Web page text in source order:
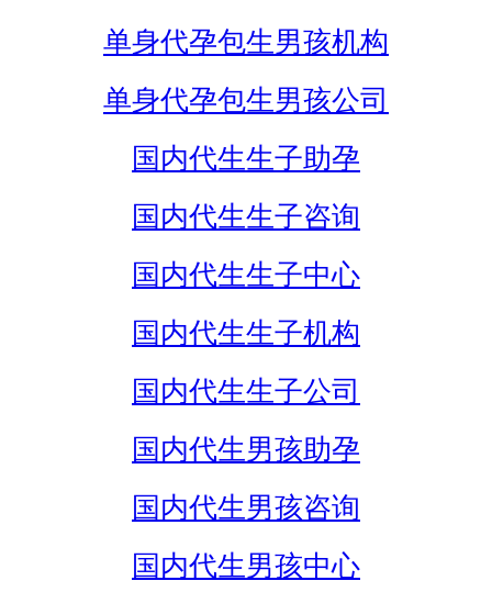
单身代孕包生男孩机构
单身代孕包生男孩公司
国内代生生子助孕
国内代生生子咨询
国内代生生子中心
国内代生生子机构
国内代生生子公司
国内代生男孩助孕
国内代生男孩咨询
国内代生男孩中心